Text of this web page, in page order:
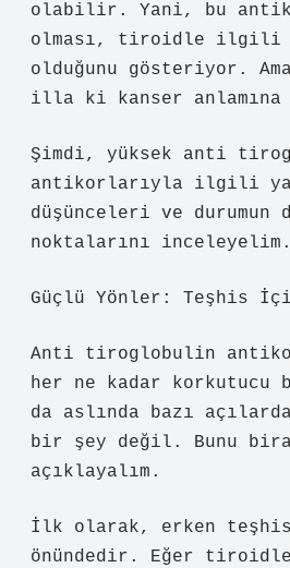
olabilir. Yani, bu
olması, tiroidle ilgili
olduğunu gösteriyor.
illa ki kanser anlamına
Şimdi, yüksek anti
antikorlarıyla ilgili
düşünceleri ve durumun
noktalarını inceleyelim.
Güçlü Yönler: Teşhis
Anti tiroglobulin
her ne kadar
da aslında bazı
bir şey değil. Bunu
açıklayalım.
İlk olarak, erken
önündedir. Eğer